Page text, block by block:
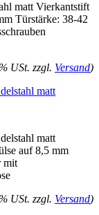
matt Vierkantstift
Türstärke: 38-42
USt. zzgl. Versand)
matt
matt
auf 8,5 mm
mit
USt. zzgl. Versand)